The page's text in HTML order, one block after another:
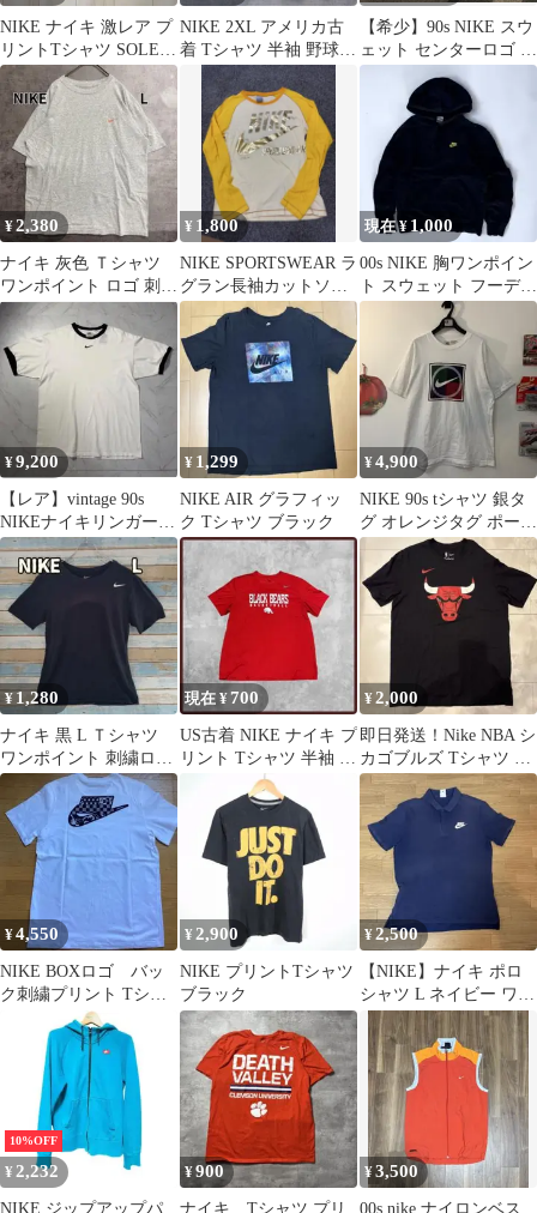
NIKE ナイキ 激レア プ
リントTシャツ SOLE
FOOD ワゴン ブラック
NIKE 2XL アメリカ古
着 Tシャツ 半袖 野球
【希少】90s NIKE スウ
ェット センターロゴ ナ
イキ 白 L 古着
¥2,380
ナイキ 灰色 Ｔシャツ
ワンポイント ロゴ 刺繍
バックプリント Ｌ【い
338】
¥ 1,800
NIKE SPORTSWEAR ラ
グラン長袖カットソー
Mサイズ
現在 ¥ 1,000
00s NIKE 胸ワンポイン
ト スウェット フーディ
パーカー スポーツ 古着
¥9,200
【レア】vintage 90s
NIKEナイキリンガーT
シャツセンタースウッ
シュ
¥ 1,299
NIKE AIR グラフィッ
ク Tシャツ ブラック
¥4,900
NIKE 90s tシャツ 銀タ
グ オレンジタグ ポーカ
ーズ はるきの古着
¥ 1,280
ナイキ 黒 L Ｔシャツ
ワンポイント 刺繍ロゴ
ドライフィット【イ
536】
現在 ¥ 700
US古着 NIKE ナイキ プ
リント Tシャツ 半袖 レ
ッド XLサイズ
¥2,000
即日発送！Nike NBA シ
カゴブルズ Tシャツ ブ
ラック L
¥4,550
NIKE BOXロゴ バッ
ク刺繍プリント Tシャ
ツ ホワイト【L】
¥2,900
NIKE プリントTシャツ
ブラック
¥2,500
【NIKE】ナイキ ポロ
シャツ L ネイビー ワン
ポイント刺繍ロゴ
2000s
10%OFF
¥ 2,232
NIKE ジップアップパ
¥900
ナイキ Tシャツ プリ
¥3,500
00s nike ナイロンベス